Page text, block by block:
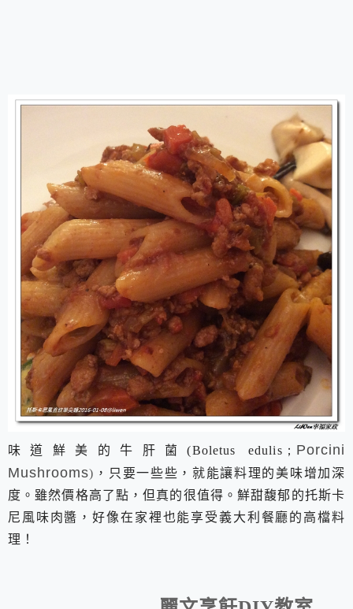
味道鮮美的牛肝菌(Boletus edulis； Porcini
Mushrooms) ，只要一些些，就能讓料理的美味增加深
度。雖然價格高了點，但真的很值得。鮮甜馥郁的托斯卡
尼風味肉醬，好像在家裡也能享受義大利餐廳的高檔料
理！